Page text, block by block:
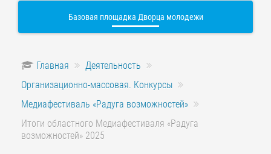
Базовая площадка Дворца молодежи
Главная
Деятельность
Организационно-массовая. Конкурсы
Медиафестиваль «Радуга возможностей»
Итоги областного Медиафестиваля «Радуга
возможностей» 2025